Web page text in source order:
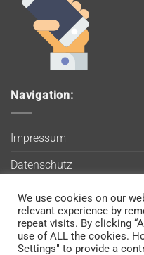
Navigation:
Impressum
Datenschutz
AGB
Blog
Kontakt
We use cookies on our
relevant experience by
repeat visits. By clicking
use of ALL the cookies.
Settings" to provide a
Wir verwenden Cookies,
unserer Website die
Sie diese Website weiterhin